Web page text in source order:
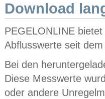
Download
PEGELONLINE
Abflusswerte seit
Bei den
Diese Messwerte
oder andere